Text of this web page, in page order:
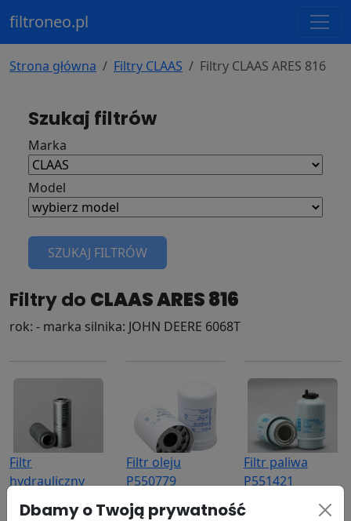
filtroneo.pl
Strona główna Filtry CLAAS Filtry CLAAS ARES 816
Szukaj filtrów
Marka
Model
SZUKAJ FILTRÓW
Filtry do CLAAS ARES 816
rok: - marka silnika: JOHN DEERE 6068T
Filtr
hydrauliczny
Filtr oleju
P550779
Donaldson
Filtr paliwa
P551421
Donaldson
Dbamy o Twoją prywatność